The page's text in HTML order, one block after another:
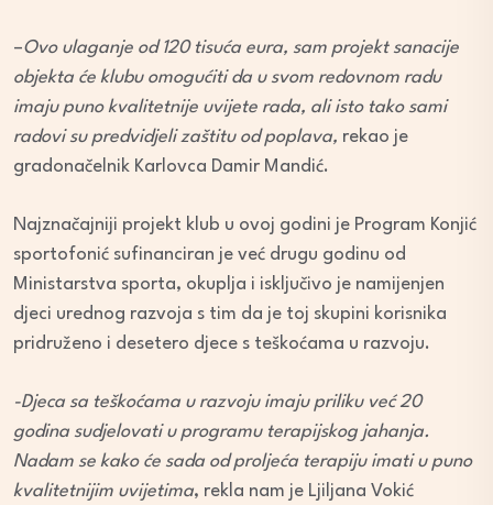
–Ovo ulaganje od 120 tisuća eura, sam projekt sanacije
objekta će klubu omogućiti da u svom redovnom radu
imaju puno kvalitetnije uvijete rada, ali isto tako sami
radovi su predvidjeli zaštitu od poplava, rekao je
gradonačelnik Karlovca Damir Mandić.
Najznačajniji projekt klub u ovoj godini je Program Konjić
sportofonić sufinanciran je već drugu godinu od
Ministarstva sporta, okuplja i isključivo je namijenjen
djeci urednog razvoja s tim da je toj skupini korisnika
pridruženo i desetero djece s teškoćama u razvoju.
-Djeca sa teškoćama u razvoju imaju priliku već 20
godina sudjelovati u programu terapijskog jahanja.
Nadam se kako će sada od proljeća terapiju imati u puno
kvalitetnijim uvijetima, rekla nam je Ljiljana Vokić